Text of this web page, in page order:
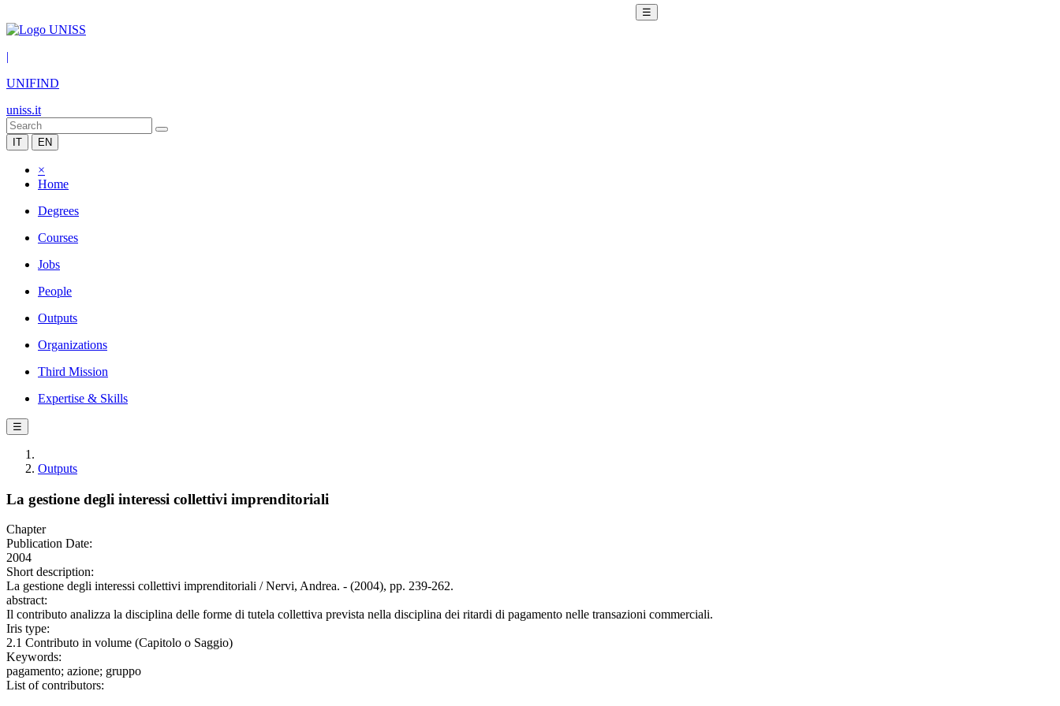
☰
|
UNIFIND
uniss.it
IT EN
×
Home
Degrees
Courses
Jobs
People
Outputs
Organizations
Third Mission
Expertise & Skills
☰
Outputs
La gestione degli interessi collettivi imprenditoriali
Chapter
Publication Date:
2004
Short description:
La gestione degli interessi collettivi imprenditoriali / Nervi, Andrea. - (2004), pp. 239-262.
abstract:
Il contributo analizza la disciplina delle forme di tutela collettiva prevista nella disciplina dei ritardi di pagamento nelle transazioni commerciali.
Iris type:
2.1 Contributo in volume (Capitolo o Saggio)
Keywords:
pagamento; azione; gruppo
List of contributors: